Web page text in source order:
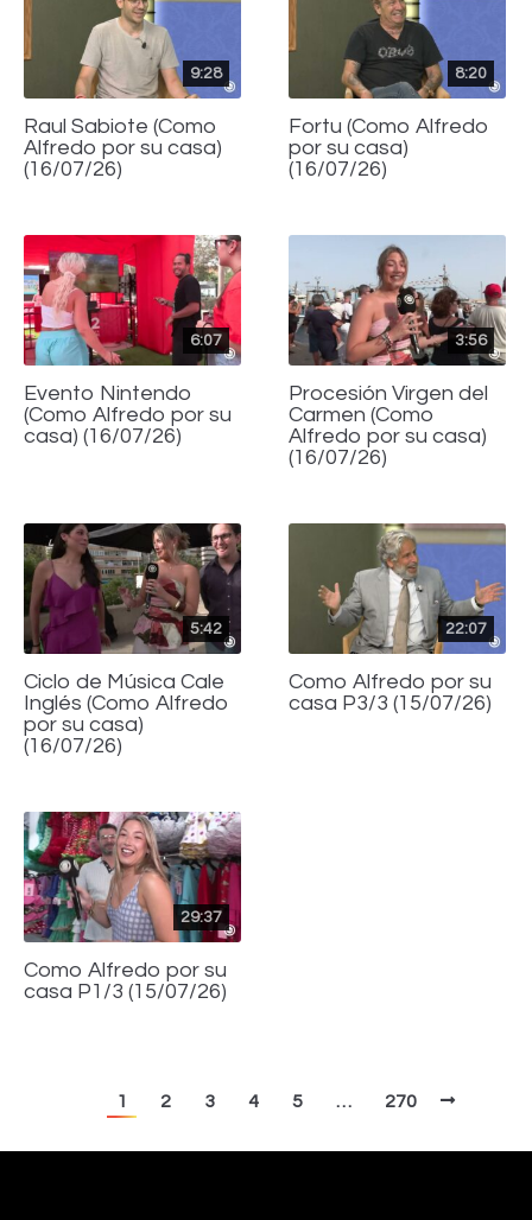
9:28
Raul Sabiote (Como
Alfredo por su casa)
(16/07/26)
8:20
Fortu (Como Alfredo
por su casa)
(16/07/26)
6:07
Evento Nintendo
(Como Alfredo por su
casa) (16/07/26)
3:56
Procesión Virgen del
Carmen (Como
Alfredo por su casa)
(16/07/26)
5:42
Ciclo de Música Cale
Inglés (Como Alfredo
por su casa)
(16/07/26)
22:07
Como Alfredo por su
casa P3/3 (15/07/26)
29:37
Como Alfredo por su
casa P1/3 (15/07/26)
1 2 3 4 5 … 270